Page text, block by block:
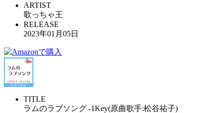
ARTIST
歌っちゃ王
RELEASE
2023年01月05日
TITLE
ラムのラブソング -1Key(原曲歌手:松谷祐子)